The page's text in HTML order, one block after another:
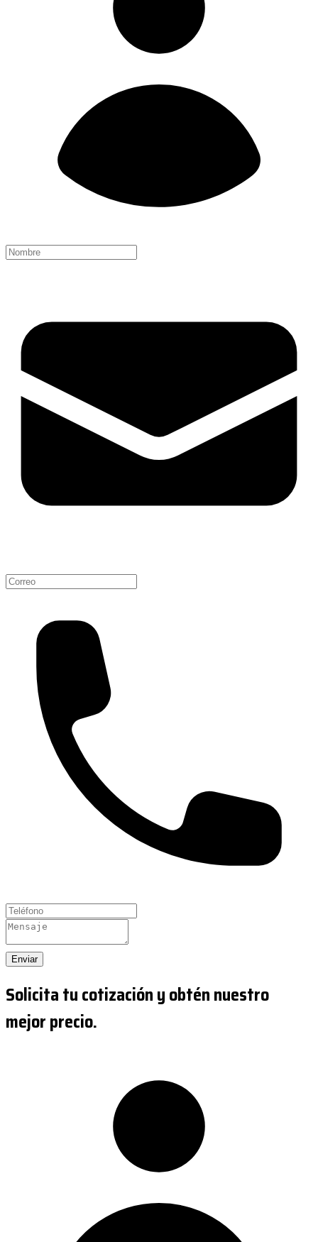
Enviar
Solicita tu cotización y obtén nuestro
mejor precio.